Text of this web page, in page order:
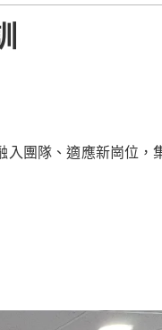
入團隊、適應新崗位，